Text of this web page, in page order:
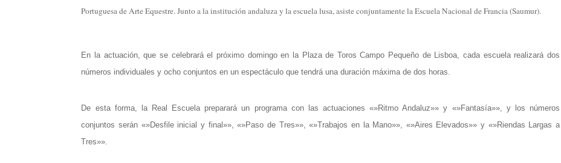
Portuguesa de Arte Equestre. Junto a la institución andaluza y la escuela lusa, asiste conjuntamente la Escuela Nacional de Francia (Saumur).
En la actuación, que se celebrará el próximo domingo en la Plaza de Toros Campo Pequeño de Lisboa, cada escuela realizará dos
números individuales y ocho conjuntos en un espectáculo que tendrá una duración máxima de dos horas.
De esta forma, la Real Escuela preparará un programa con las actuaciones «»Ritmo Andaluz»» y «»Fantasía»», y los números
conjuntos serán «»Desfile inicial y final»», «»Paso de Tres»», «»Trabajos en la Mano»», «»Aires Elevados»» y «»Riendas Largas a
Tres»».